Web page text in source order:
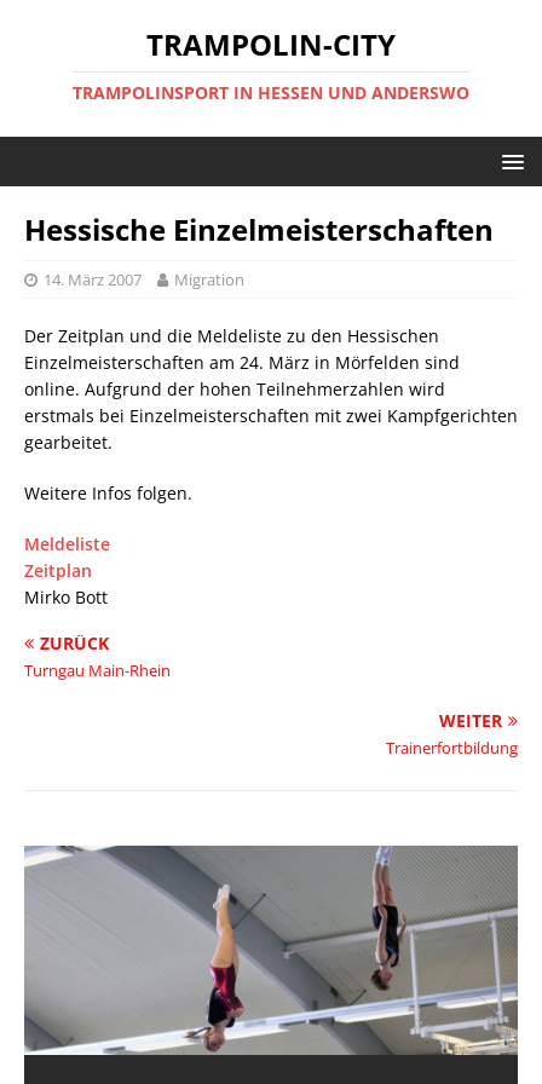
TRAMPOLIN-CITY
TRAMPOLINSPORT IN HESSEN UND ANDERSWO
Hessische Einzelmeisterschaften
14. März 2007 Migration
Der Zeitplan und die Meldeliste zu den Hessischen
Einzelmeisterschaften am 24. März in Mörfelden sind
online. Aufgrund der hohen Teilnehmerzahlen wird
erstmals bei Einzelmeisterschaften mit zwei Kampfgerichten
gearbeitet.
Weitere Infos folgen.
Meldeliste
Zeitplan
Mirko Bott
ZURÜCK
Turngau Main-Rhein
WEITER
Trainerfortbildung